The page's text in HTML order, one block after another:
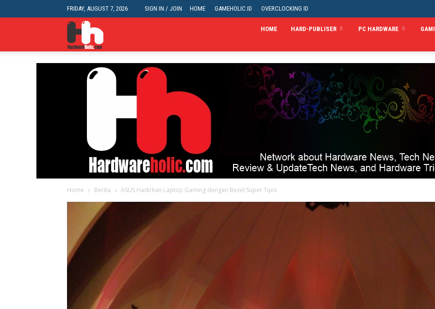
FRIDAY, AUGUST 7, 2026 SIGN IN / JOIN HOME GAMEHOLIC.ID OVERCLOCKING ID
HardwareHolic.com
HOME HARD-PUBLISER PC HARDWARE
Home Berita ASUS Hadirkan Laptop Gaming dengan Bezel Super Tipis